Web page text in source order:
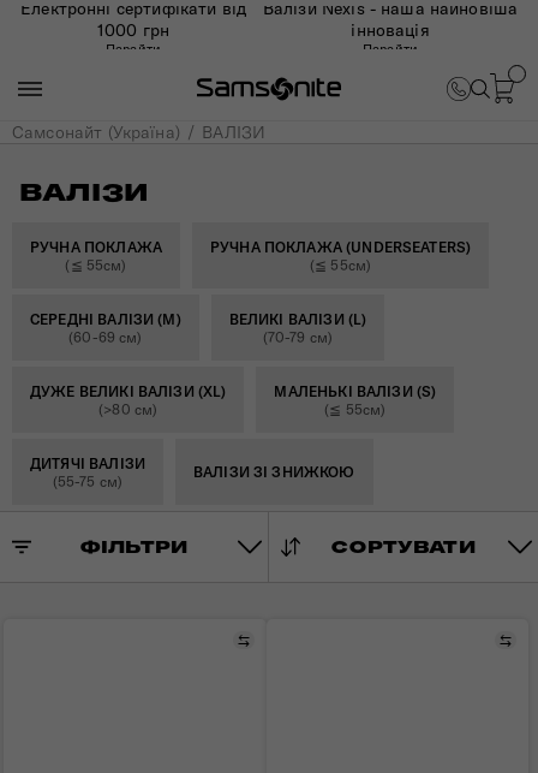
Електронні сертифікати від
1000 грн
Перейти
Валізи Nexis - наша найновіша
інновація
Перейти
Самсонайт (Україна) ВАЛІЗИ
ВАЛІЗИ
РУЧНА ПОКЛАЖА
(≦ 55см)
РУЧНА ПОКЛАЖА (UNDERSEATERS)
(≦ 55см)
СЕРЕДНІ ВАЛІЗИ (M)
(60-69 см)
ВЕЛИКІ ВАЛІЗИ (L)
(70-79 см)
ДУЖЕ ВЕЛИКІ ВАЛІЗИ (XL)
(>80 см)
МАЛЕНЬКІ ВАЛІЗИ (S)
(≦ 55см)
ДИТЯЧІ ВАЛІЗИ
(55-75 см)
ВАЛІЗИ ЗІ ЗНИЖКОЮ
ФІЛЬТРИ СОРТУВАТИ
Порівняти